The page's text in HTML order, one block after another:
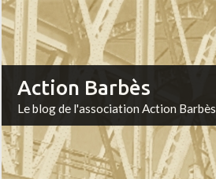
Action Barbès
Le blog de l'association Action Barbès